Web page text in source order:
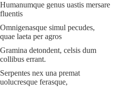
Humanumque genus uastis mersare
fluentis
Omnigenasque simul pecudes,
quae laeta per agros
Gramina detondent, celsis dum
collibus errant.
Serpentes nex una premat
uolucresque ferasque,